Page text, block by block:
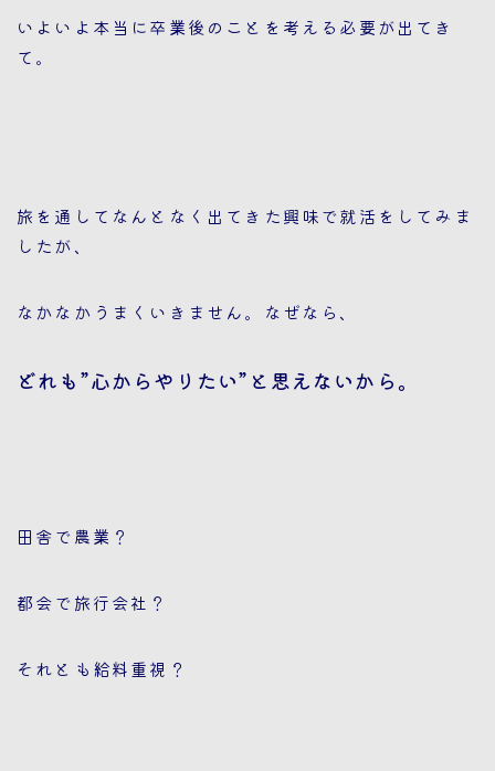
いよいよ本当に卒業後のことを考える必要が出てき
て。
旅を通してなんとなく出てきた興味で就活をしてみま
したが、
なかなかうまくいきません。なぜなら、
どれも”心からやりたい”と思えないから。
田舎で農業？
都会で旅行会社？
それとも給料重視？